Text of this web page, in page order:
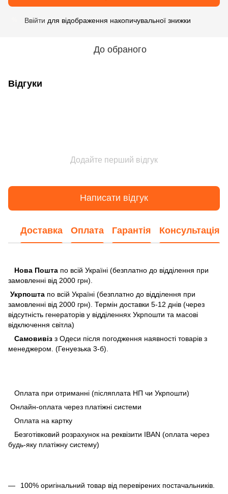
Ввійти для відображення накопичувальної знижки
До обраного
Відгуки
Додайте перший відгук
Написати відгук
Доставка Оплата Гарантія Консультація
Нова Пошта по всій Україні (безплатно до відділення при
замовленні від 2000 грн).
Укрпошта по всій Україні (безплатно до відділення при
замовленні від 2000 грн). Термін доставки 5-12 днів (через
відсутність генераторів у відділеннях Укрпошти та масові
відключення світла)
Самовивіз з Одеси після погодження наявності товарів з
менеджером. (Генуезька 3-б).
Оплата при отриманні (післяплата НП чи Укрпошти)
Онлайн-оплата через платіжні системи
Оплата на картку
Безготівковий розрахунок на реквізити IBAN (оплата через
будь-яку платіжну систему)
100% оригінальний товар від перевірених постачальників.